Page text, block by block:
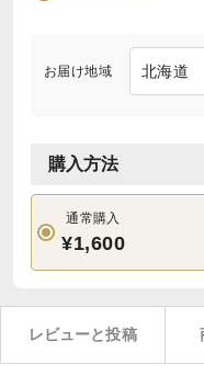
お届け地域
購入方法
通常購入
¥1,600
レビューと投稿